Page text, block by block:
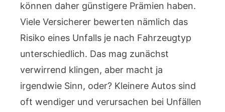
können daher günstigere Prämien haben.
Viele Versicherer bewerten nämlich das
Risiko eines Unfalls je nach Fahrzeugtyp
unterschiedlich. Das mag zunächst
verwirrend klingen, aber macht ja
irgendwie Sinn, oder? Kleinere Autos sind
oft wendiger und verursachen bei Unfällen